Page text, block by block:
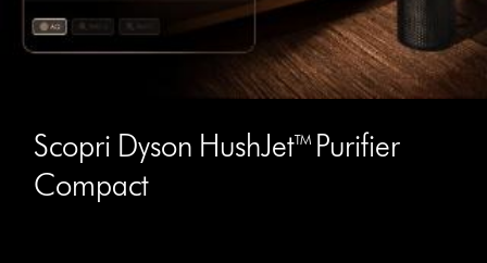
Scopri Dyson HushJet™ Purifier
Compact